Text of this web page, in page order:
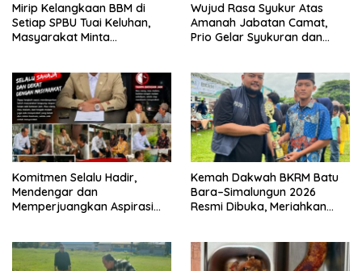
Mirip Kelangkaan BBM di
Setiap SPBU Tuai Keluhan,
Masyarakat Minta
Wujud Rasa Syukur Atas
Amanah Jabatan Camat,
Prio Gelar Syukuran dan
Komitmen Selalu Hadir,
Mendengar dan
Memperjuangkan Aspirasi
Kemah Dakwah BKRM Batu
Bara–Simalungun 2026
Resmi Dibuka, Meriahkan